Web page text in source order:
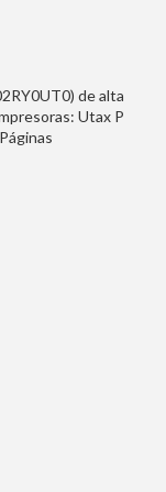
de alta
Utax P